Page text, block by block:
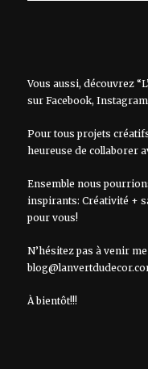
Vous aussi, découvrez
sur Facebook, Instagram
Pour tous projets
heureuse de collaborer
Ensemble nous
inspirants: Créativité +
pour vous!
N’hésitez pas à venir
À bientôt!!!